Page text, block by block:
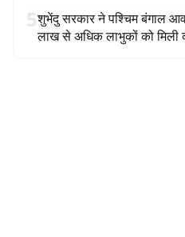
5शुभेंदु सरकार ने पश्चिम बंगाल
लाख से अधिक लाभुकों को मिली